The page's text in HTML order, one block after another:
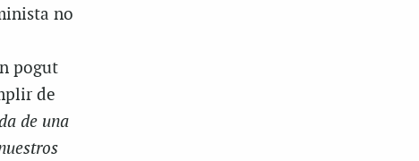
no
pogut
de
de una